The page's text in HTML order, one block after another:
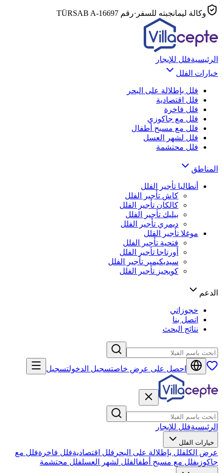
وكالة ليمانجبته للسفر ·رقم TÜRSAB A-16697
الرئيسيةفلل للإيجار
خيارات الفلل
فلل بإطلالة على البحر
فلل اقتصادية
فلل فاخرة
فلل مع جاكوزي
فلل مع مسبح أطفال
فلل لشهر العسل
فلل محتشمة
المناطق
أنطاليا تأجير الفلل
كاش تأجير الفلل
كالكان تأجير الفلل
بيليك تأجير الفلل
ديمري تأجير الفلل
موغلا تأجير الفلل
فتحية تأجير الفلل
أورتاجا تأجير الفلل
سيديكيمير تأجير الفلل
كويجيز تأجير الفلل
الدعم
حجوزاتي
اتصل بنا
نتائج البحث
احصل على عرض خاصتسجيل الدخولتسجيل
الرئيسيةفلل للإيجار
خيارات الفلل
عرض الكلفلل بإطلالة على البحر فلل اقتصاديةفلل فاخرةفلل مع
جاكوزيفلل مع مسبح أطفالفلل لشهر العسلفلل محتشمة